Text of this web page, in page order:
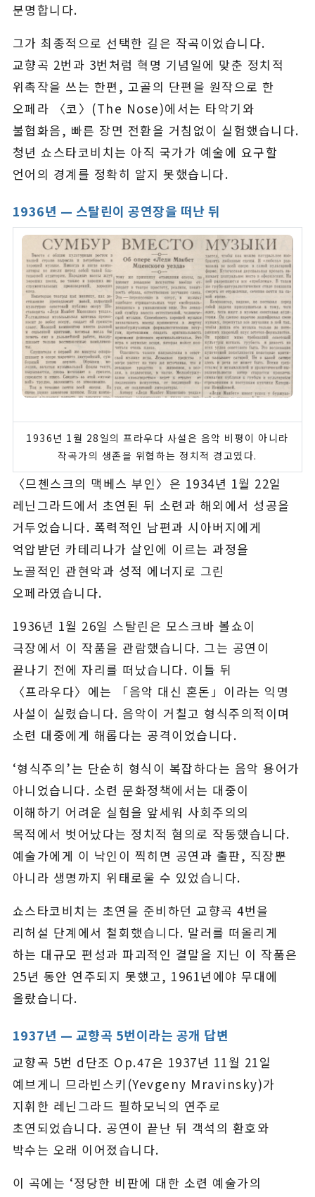
분명합니다.
그가 최종적으로 선택한 길은 작곡이었습니다.
교향곡 2번과 3번처럼 혁명 기념일에 맞춘 정치적
위촉작을 쓰는 한편, 고골의 단편을 원작으로 한
오페라 〈코〉(The Nose)에서는 타악기와
불협화음, 빠른 장면 전환을 거침없이 실험했습니다.
청년 쇼스타코비치는 아직 국가가 예술에 요구할
언어의 경계를 정확히 알지 못했습니다.
1936년 — 스탈린이 공연장을 떠난 뒤
1936년 1월 28일의 프라우다 사설은 음악 비평이 아니라
작곡가의 생존을 위협하는 정치적 경고였다.
〈므첸스크의 맥베스 부인〉은 1934년 1월 22일
레닌그라드에서 초연된 뒤 소련과 해외에서 성공을
거두었습니다. 폭력적인 남편과 시아버지에게
억압받던 카테리나가 살인에 이르는 과정을
노골적인 관현악과 성적 에너지로 그린
오페라였습니다.
1936년 1월 26일 스탈린은 모스크바 볼쇼이
극장에서 이 작품을 관람했습니다. 그는 공연이
끝나기 전에 자리를 떠났습니다. 이틀 뒤
〈프라우다〉에는 「음악 대신 혼돈」이라는 익명
사설이 실렸습니다. 음악이 거칠고 형식주의적이며
소련 대중에게 해롭다는 공격이었습니다.
‘형식주의’는 단순히 형식이 복잡하다는 음악 용어가
아니었습니다. 소련 문화정책에서는 대중이
이해하기 어려운 실험을 앞세워 사회주의의
목적에서 벗어났다는 정치적 혐의로 작동했습니다.
예술가에게 이 낙인이 찍히면 공연과 출판, 직장뿐
아니라 생명까지 위태로울 수 있었습니다.
쇼스타코비치는 초연을 준비하던 교향곡 4번을
리허설 단계에서 철회했습니다. 말러를 떠올리게
하는 대규모 편성과 파괴적인 결말을 지닌 이 작품은
25년 동안 연주되지 못했고, 1961년에야 무대에
올랐습니다.
1937년 — 교향곡 5번이라는 공개 답변
교향곡 5번 d단조 Op.47은 1937년 11월 21일
예브게니 므라빈스키(Yevgeny Mravinsky)가
지휘한 레닌그라드 필하모닉의 연주로
초연되었습니다. 공연이 끝난 뒤 객석의 환호와
박수는 오래 이어졌습니다.
이 곡에는 ‘정당한 비판에 대한 소련 예술가의